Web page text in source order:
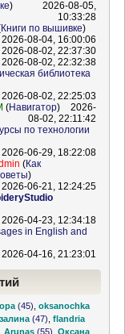
)
2026-08-05,
10:33:28
Книги по вышивке)
2026-08-04, 16:00:06
2026-08-02, 22:37:30
2026-08-02, 22:32:38
библиотека
2026-08-02, 22:25:03
(Навигатор)
2026-
08-02, 22:11:42
по технологии
2026-06-29, 18:22:08
(Как
)
2026-06-21, 12:24:25
2026-04-23, 12:34:18
in English and
2026-04-16, 21:23:01
(45) ,oksanochka
(47) ,flandria
,Arunas (55) ,Оксана